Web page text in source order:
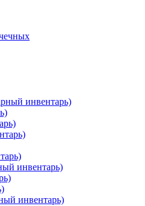
инвентарь)
инвентарь)
инвентарь)